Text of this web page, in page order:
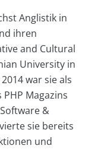
Anglistik in
ihren
and Cultural
University in
war sie als
Magazins
&
sie bereits
und